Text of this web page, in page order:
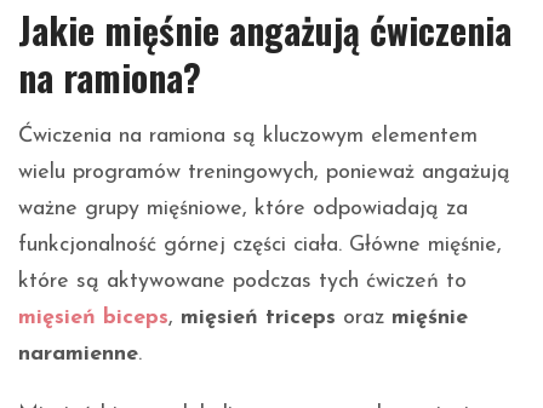
Jakie mięśnie angażują ćwiczenia
na ramiona?
Ćwiczenia na ramiona są kluczowym elementem
wielu programów treningowych, ponieważ angażują
ważne grupy mięśniowe, które odpowiadają za
funkcjonalność górnej części ciała. Główne mięśnie,
które są aktywowane podczas tych ćwiczeń to
mięsień biceps, mięsień triceps oraz mięśnie
naramienne.